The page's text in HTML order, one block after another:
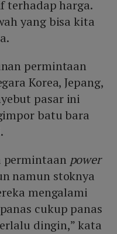
terhadap harga.
yang bisa kita
permintaan
Korea, Jepang,
pasar ini
batu bara
permintaan power
namun stoknya
mengalami
cukup panas
dingin,” kata